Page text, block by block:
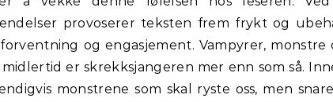
provoserer teksten frem frykt og
og engasjement. Vampyrer, monstre
er skrekksjangeren mer enn som så.
monstrene som skal ryste oss, men